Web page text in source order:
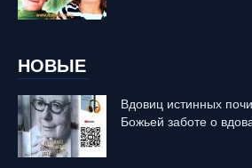
НОВЫЕ
Вдовиц истинных
Божьей заботе о